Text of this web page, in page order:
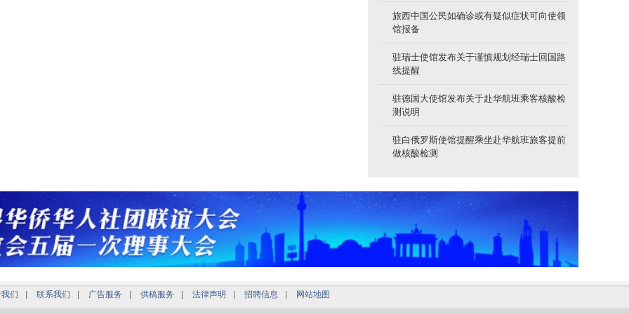
旅西中国公民如确诊或有疑似症状可向使领
馆报备
驻瑞士使馆发布关于谨慎规划经瑞士回国路
线提醒
驻德国大使馆发布关于赴华航班乘客核酸检
测说明
驻白俄罗斯使馆提醒乘坐赴华航班旅客提前
做核酸检测
们 联系我们 广告服务 供稿服务 法律声明 招聘信息 网站地图